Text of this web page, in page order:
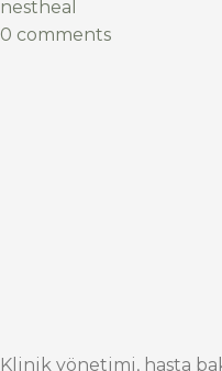
nestheal
0 comments
Klinik yönetimi, hasta